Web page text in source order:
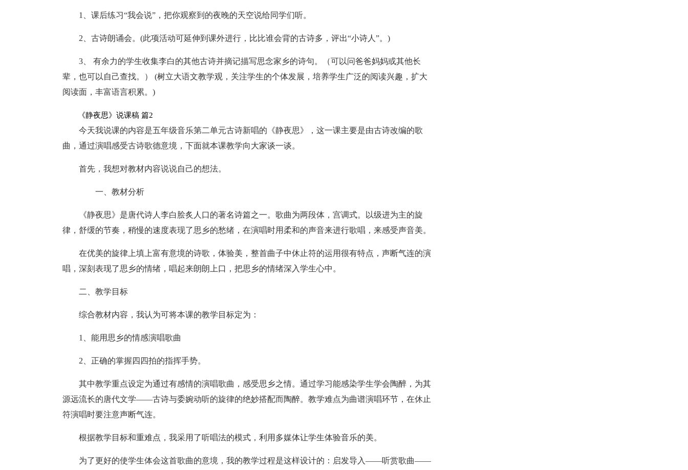
1、课后练习“我会说”，把你观察到的夜晚的天空说给同学们听。
2、古诗朗诵会。(此项活动可延伸到课外进行，比比谁会背的古诗多，评出“小诗人”。)
3、 有余力的学生收集李白的其他古诗并摘记描写思念家乡的诗句。（可以问爸爸妈妈或其他长
辈，也可以自己查找。） (树立大语文教学观，关注学生的个体发展，培养学生广泛的阅读兴趣，扩大
阅读面，丰富语言积累。)
《静夜思》说课稿 篇2
今天我说课的内容是五年级音乐第二单元古诗新唱的《静夜思》，这一课主要是由古诗改编的歌
曲，通过演唱感受古诗歌德意境，下面就本课教学向大家谈一谈。
首先，我想对教材内容说说自己的想法。
一、教材分析
《静夜思》是唐代诗人李白脍炙人口的著名诗篇之一。歌曲为两段体，宫调式。以级进为主的旋
律，舒缓的节奏，稍慢的速度表现了思乡的愁绪，在演唱时用柔和的声音来进行歌唱，来感受声音美。
在优美的旋律上填上富有意境的诗歌，体验美，整首曲子中休止符的运用很有特点，声断气连的演
唱，深刻表现了思乡的情绪，唱起来朗朗上口，把思乡的情绪深入学生心中。
二、教学目标
综合教材内容，我认为可将本课的教学目标定为：
1、能用思乡的情感演唱歌曲
2、正确的掌握四四拍的指挥手势。
其中教学重点设定为通过有感情的演唱歌曲，感受思乡之情。通过学习能感染学生学会陶醉，为其
源远流长的唐代文学——古诗与委婉动听的旋律的绝妙搭配而陶醉。教学难点为曲谱演唱环节，在休止
符演唱时要注意声断气连。
根据教学目标和重难点，我采用了听唱法的模式，利用多媒体让学生体验音乐的美。
为了更好的使学生体会这首歌曲的意境，我的教学过程是这样设计的：启发导入——听赏歌曲——